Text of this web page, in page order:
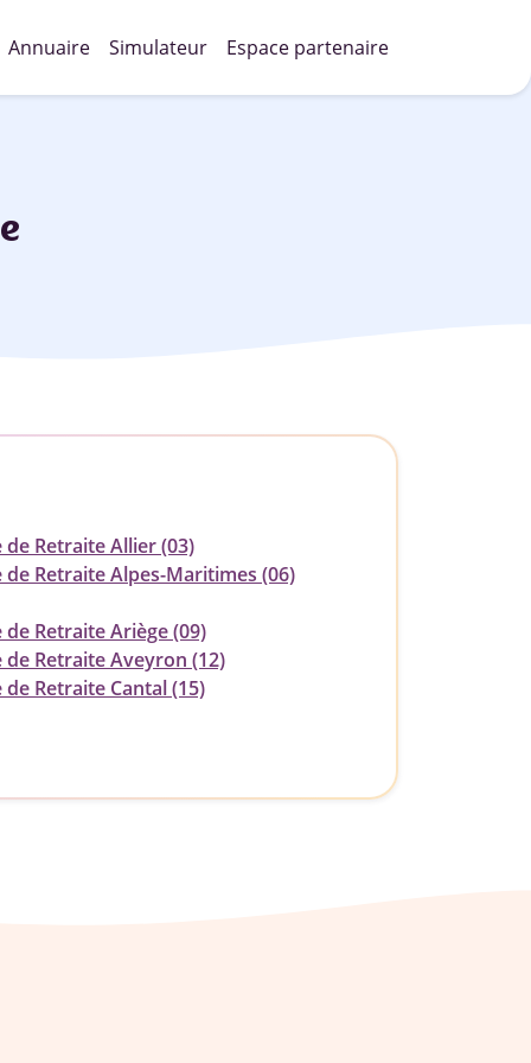
Annuaire Simulateur Espace partenaire
de Retraite Allier (03)
de Retraite Alpes-Maritimes (06)
de Retraite Ariège (09)
de Retraite Aveyron (12)
de Retraite Cantal (15)